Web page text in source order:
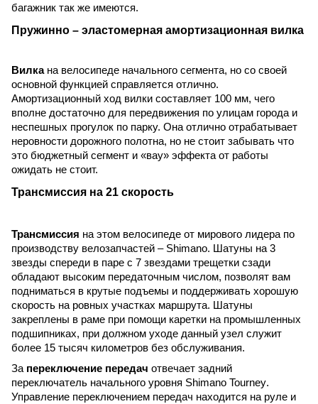
багажник так же имеются.
Пружинно – эластомерная амортизационная вилка
Вилкана велосипеде начального сегмента, но со своей
основной функцией справляется отлично.
Амортизационный ход вилки составляет 100 мм, чего
вполне достаточно для передвижения по улицам города и
неспешных прогулок по парку. Она отлично отрабатывает
неровности дорожного полотна, но не стоит забывать что
это бюджетный сегмент и «вау» эффекта от работы
ожидать не стоит.
Трансмиссия на 21 скорость
Трансмиссия на этом велосипеде от мирового лидера по
производству велозапчастей – Shimano. Шатуны на 3
звезды спереди в паре с 7 звездами трещетки сзади
обладают высоким передаточным числом, позволят вам
подниматься в крутые подъемы и поддерживать хорошую
скорость на ровных участках маршрута. Шатуны
закреплены в раме при помощи каретки на промышленных
подшипниках, при должном уходе данный узел служит
более 15 тысяч километров без обслуживания.
За переключение передач отвечает задний
переключатель начального уровня Shimano Tourney.
Управление переключением передач находится на руле и